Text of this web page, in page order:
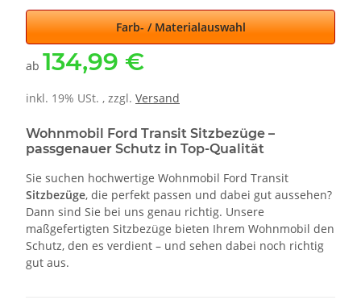
Farb- / Materialauswahl
ab 134,99 €
inkl. 19% USt. , zzgl. Versand
Wohnmobil Ford Transit Sitzbezüge –
passgenauer Schutz in Top-Qualität
Sie suchen hochwertige Wohnmobil Ford Transit
Sitzbezüge, die perfekt passen und dabei gut aussehen?
Dann sind Sie bei uns genau richtig. Unsere
maßgefertigten Sitzbezüge bieten Ihrem Wohnmobil den
Schutz, den es verdient – und sehen dabei noch richtig
gut aus.